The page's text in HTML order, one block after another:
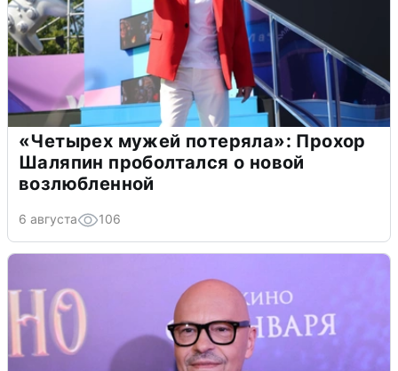
«Четырех мужей потеряла»: Прохор
Шаляпин проболтался о новой
возлюбленной
6 августа 106